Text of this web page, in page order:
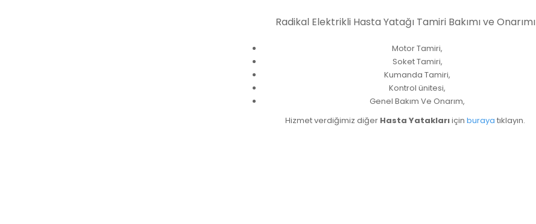
Radikal Elektrikli Hasta Yatağı Tamiri Bakımı ve Onarımı
Motor Tamiri,
Soket Tamiri,
Kumanda Tamiri,
Kontrol ünitesi,
Genel Bakım Ve Onarım,
Hizmet verdiğimiz diğer Hasta Yataklarıiçin buraya tıklayın.